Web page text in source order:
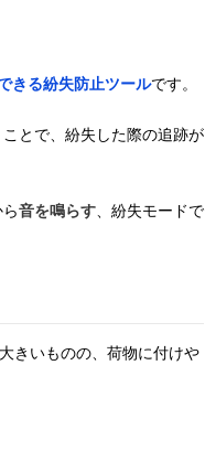
きる紛失防止ツールです。
とで、紛失した際の追跡が
音を鳴らす、紛失モードで
きいものの、荷物に付けや